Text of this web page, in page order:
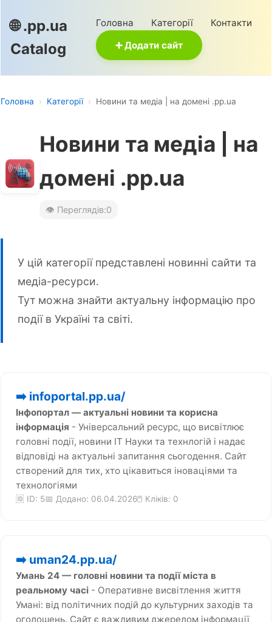
🌐 .pp.ua
Catalog
Головна Категорії
Контакти
➕ Додати сайт
Головна › Категорії › Новини та медіа | на домені .pp.ua
Новини та медіа | на
домені .pp.ua
👁️ Переглядів:0
У цій категорії представлені новинні сайти та
медіа-ресурси.
Тут можна знайти актуальну інформацію про
події в Україні та світі.
➡️ infoportal.pp.ua/
Інфопортал — актуальні новини та корисна
інформація - Універсальний ресурс, що висвітлює
головні події, новини IT Науки та технлогій і надає
відповіді на актуальні запитання сьогодення. Сайт
створений для тих, хто цікавиться іноваціями та
технологіями
🆔 ID: 5📅 Додано: 06.04.2026🖱️ Кліків: 0
➡️ uman24.pp.ua/
Умань 24 — головні новини та події міста в
реальному часі - Оперативне висвітлення життя
Умані: від політичних подій до культурних заходів та
оголошень. Сайт є важливим джерелом інформації